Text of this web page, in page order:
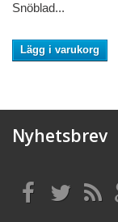
Snöblad...
Lägg i varukorg
Nyhetsbrev